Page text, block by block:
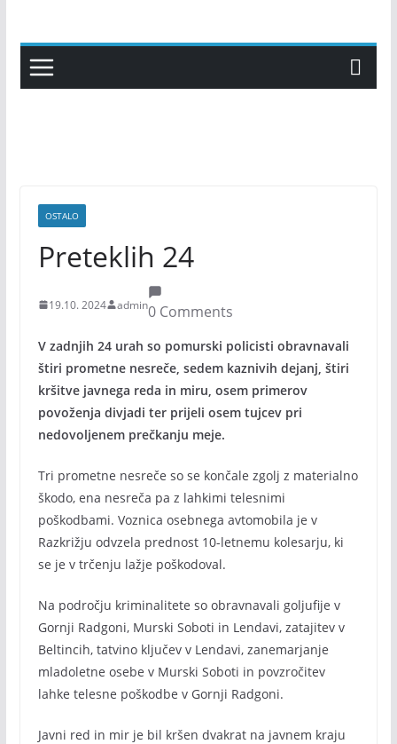
content
OSTALO
Preteklih 24
19.10. 2024 admin0 Comments
V zadnjih 24 urah so pomurski policisti obravnavali
štiri prometne nesreče, sedem kaznivih dejanj, štiri
kršitve javnega reda in miru, osem primerov
povoženja divjadi ter prijeli osem tujcev pri
nedovoljenem prečkanju meje.
Tri prometne nesreče so se končale zgolj z materialno
škodo, ena nesreča pa z lahkimi telesnimi
poškodbami. Voznica osebnega avtomobila je v
Razkrižju odvzela prednost 10-letnemu kolesarju, ki
se je v trčenju lažje poškodoval.
Na področju kriminalitete so obravnavali goljufije v
Gornji Radgoni, Murski Soboti in Lendavi, zatajitev v
Beltincih, tatvino ključev v Lendavi, zanemarjanje
mladoletne osebe v Murski Soboti in povzročitev
lahke telesne poškodbe v Gornji Radgoni.
Javni red in mir je bil kršen dvakrat na javnem kraju